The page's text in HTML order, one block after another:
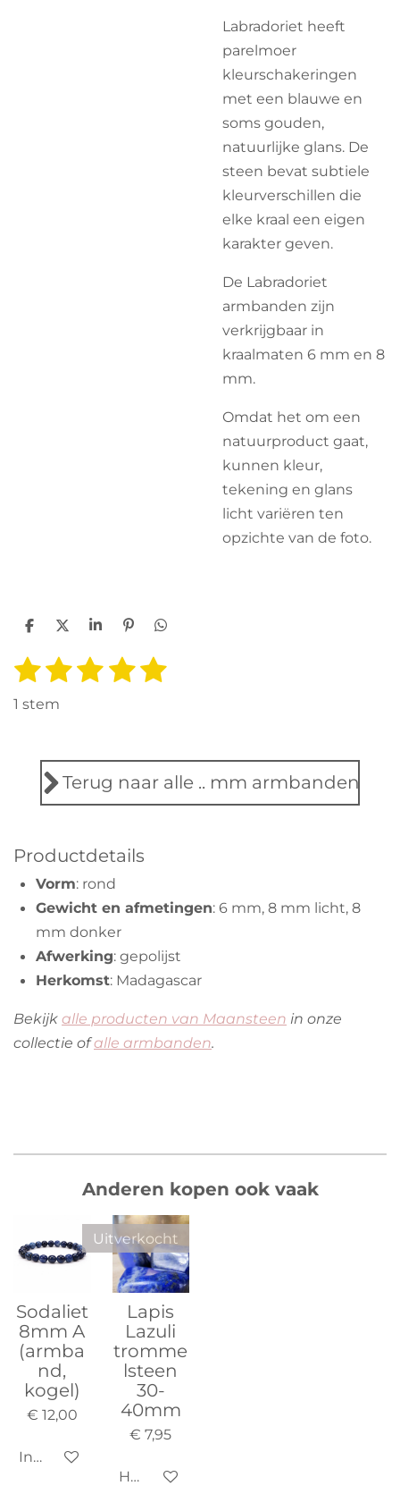
Labradoriet heeft
parelmoer
kleurschakeringen
met een blauwe en
soms gouden,
natuurlijke glans. De
steen bevat subtiele
kleurverschillen die
elke kraal een eigen
karakter geven.
De Labradoriet
armbanden zijn
verkrijgbaar in
kraalmaten 6 mm en 8
mm.
Omdat het om een
natuurproduct gaat,
kunnen kleur,
tekening en glans
licht variëren ten
opzichte van de foto.
D
l
e
D
e
l
S
a
r
P
n
n
D
l
e
R
t
s
e
e
1
s
2
s
e
r
r
e
n
3
e
r
r
n
4
e
r
r
n
5
e
r
r
n
S
n
1 stem
Terug naar alle .. mm armbanden
Productdetails
Vorm: rond
Gewicht en afmetingen: 6 mm, 8 mm licht, 8
mm donker
Afwerking: gepolijst
Herkomst: Madagascar
Bekijk alle producten van Maansteen in onze
collectie ofalle armbanden.
Anderen kopen ook vaak
Sodaliet
8mm A
(armba
nd,
kogel)
€ 12,00
In winkelwagen
Uitverkocht
Lapis
Lazuli
tromme
lsteen
30-
40mm
€ 7,95
Houd mij op de hoogte